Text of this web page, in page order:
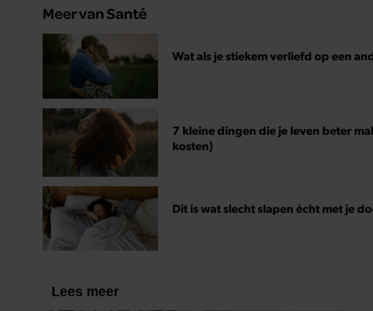
Meer van Santé
Wat als je stiekem verliefd op een
7 kleine dingen die je leven beter
kosten)
Dit is wat slecht slapen écht met je